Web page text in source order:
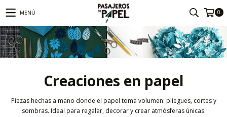
MENÚ 0
Creaciones en papel
Piezas hechas a mano donde el papel toma volumen: pliegues, cortes y
sombras. Ideal para regalar, decorar y crear atmósferas únicas.